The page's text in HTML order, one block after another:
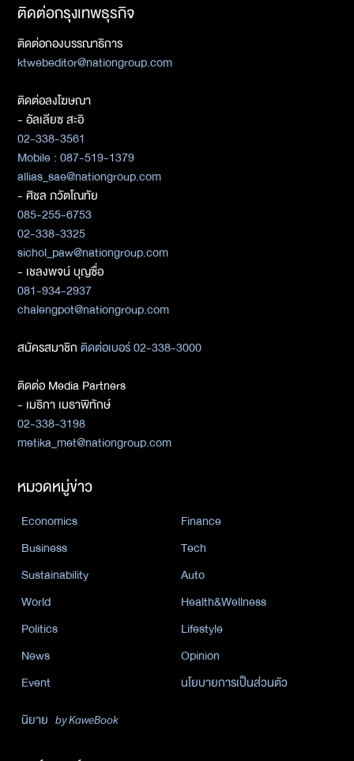
ติดต่อกรุงเทพธุรกิจ
ติดต่อกองบรรณาธิการ
ktwebeditor@nationgroup.com
ติดต่อลงโฆษณา
- อัลเลียซ สะอิ
02-338-3561
Mobile : 087-519-1379
allias_sae@nationgroup.com
- ศิชล ภวัตโณทัย
085-255-6753
02-338-3325
sichol_paw@nationgroup.com
- เชลงพจน์ บุญซื่อ
081-934-2937
chalengpot@nationgroup.com
สมัครสมาชิกติดต่อเบอร์ 02-338-3000
ติดต่อ Media Partners
- เมธิกา เมธาพิทักษ์
02-338-3198
metika_met@nationgroup.com
หมวดหมู่ข่าว
Economics
Finance
Business
Tech
Sustainability
Auto
World
Health&Wellness
Politics
Lifestyle
News
Opinion
Event
นโยบายการเป็นส่วนตัว
นิยาย by KaweBook